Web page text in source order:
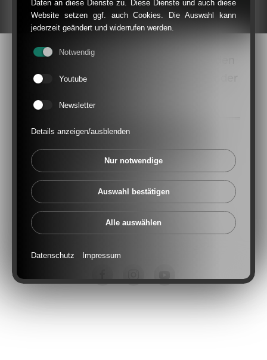
Die beliebten moersify-Konzerte finden
an den unterschiedlichsten Orten in der
PROGRAMMÜBERSICHT
Kontakt Impressum
AGB
Datenschutz
Daten an diese Dienste zu. Diese Dienste und auch diese
Website setzen ggf. auch Cookies. Die Auswahl kann
jederzeit geändert und widerrufen werden.
Notwendig
Youtube
Newsletter
Details anzeigen/ausblenden
Nur notwendige
Auswahl bestätigen
Alle auswählen
Datenschutz Impressum